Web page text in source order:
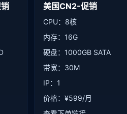
美国CN2-促销
CPU：8核
内存：16G
硬盘：1000GB SATA
带宽：30M
IP：1
价格：¥599/月